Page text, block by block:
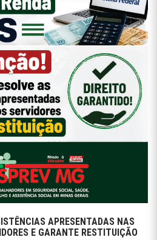
APRESENTADAS NAS
E GARANTE RESTITUIÇÃO